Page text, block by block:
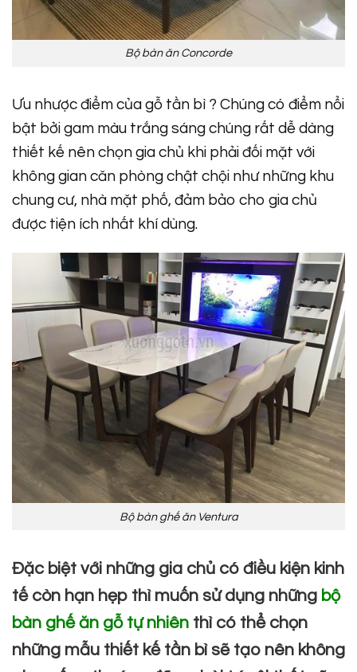
Bộ bàn ăn Concorde
Ưu nhược điểm của gỗ tần bì ? Chúng có điểm nổi
bật bởi gam màu trắng sáng chúng rất dễ dàng
thiết kế nên chọn gia chủ khi phải đối mặt với
không gian căn phòng chật chội như những khu
chung cư, nhà mặt phố, đảm bảo cho gia chủ
được tiện ích nhất khí dùng.
Bộ bàn ghế ăn Ventura
Đặc biệt với những gia chủ có điều kiện kinh
tế còn hạn hẹp thì muốn sử dụng những bộ
bàn ghế ăn gỗ tự nhiên thì có thể chọn
những mẫu thiết kế tần bì sẽ tạo nên không